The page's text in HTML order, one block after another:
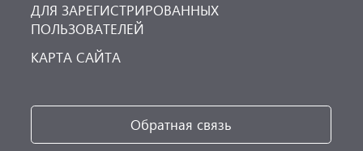
ДЛЯ ЗАРЕГИСТРИРОВАННЫХ
ПОЛЬЗОВАТЕЛЕЙ
КАРТА САЙТА
Обратная связь